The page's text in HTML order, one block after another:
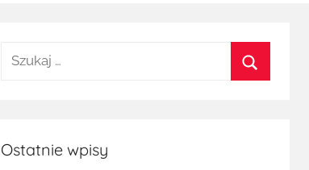
Szukaj:
Ostatnie wpisy